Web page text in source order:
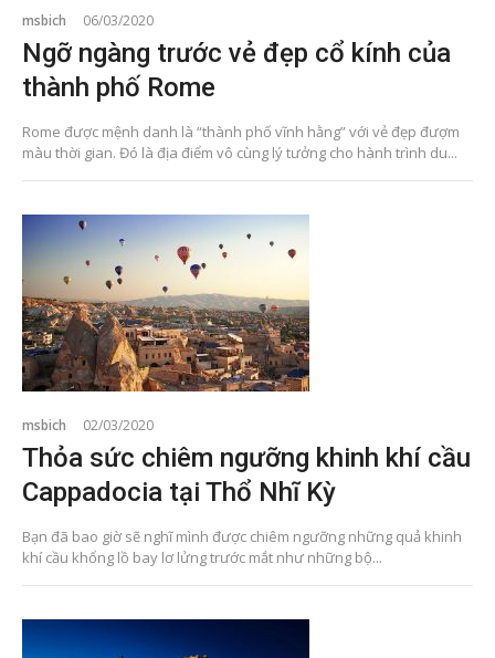
msbich 06/03/2020
Ngỡ ngàng trước vẻ đẹp cổ kính của
thành phố Rome
Rome được mệnh danh là “thành phố vĩnh hằng” với vẻ đẹp đượm
màu thời gian. Đó là địa điểm vô cùng lý tưởng cho hành trình du...
msbich 02/03/2020
Thỏa sức chiêm ngưỡng khinh khí cầu
Cappadocia tại Thổ Nhĩ Kỳ
Bạn đã bao giờ sẽ nghĩ mình được chiêm ngưỡng những quả khinh
khí cầu khổng lồ bay lơ lửng trước mắt như những bộ...